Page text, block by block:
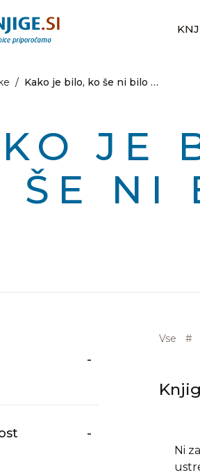
/ Kako je bilo, ko še ni bilo …
JE
ŠE NI
-
-
Vse #
Ni